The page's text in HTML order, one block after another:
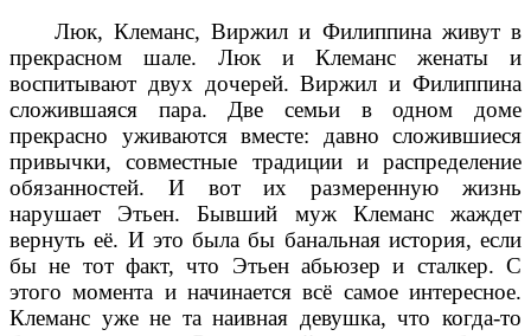
Люк, Клеманс, Виржил и Филиппина живут в
прекрасном шале. Люк и Клеманс женаты и
воспитывают двух дочерей. Виржил и Филиппина
сложившаяся пара. Две семьи в одном доме
прекрасно уживаются вместе: давно сложившиеся
привычки, совместные традиции и распределение
обязанностей. И вот их размеренную жизнь
нарушает Этьен. Бывший муж Клеманс жаждет
вернуть её. И это была бы банальная история, если
бы не тот факт, что Этьен абьюзер и сталкер. С
этого момента и начинается всё самое интересное.
Клеманс уже не та наивная девушка, что когда-то